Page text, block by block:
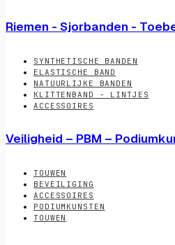
Riemen - Sjorbanden -
SYNTHETISCHE BANDEN
ELASTISCHE BAND
NATUURLIJKE BANDEN
KLITTENBAND - LINTJES
ACCESSOIRES
Veiligheid – PBM –
TOUWEN
BEVEILIGING
ACCESSOIRES
PODIUMKUNSTEN
TOUWEN